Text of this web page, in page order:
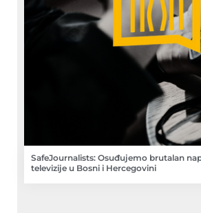
SafeJournalists: Osuđujemo brutalan
televizije u Bosni i Hercegovini